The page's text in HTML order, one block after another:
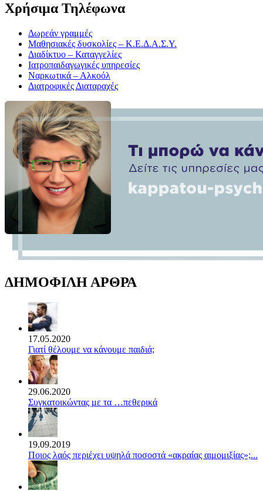
Χρήσιμα Τηλέφωνα
Δωρεάν γραμμές
Μαθησιακές δυσκολίες – Κ.Ε.Δ.Α.Σ.Υ.
Διαδίκτυο – Καταγγελίες
Ιατροπαιδαγωγικές υπηρεσίες
Ναρκωτικά – Αλκοόλ
Διατροφικές Διαταραχές
ΔΗΜΟΦΙΛΗ ΑΡΘΡΑ
17.05.2020
Γιατί θέλουμε να κάνουμε παιδιά;
29.06.2020
Συγκατοικώντας με τα …πεθερικά
19.09.2019
Ποιος λαός περιέχει υψηλά ποσοστά «ακραίας αιμομιξίας»;...